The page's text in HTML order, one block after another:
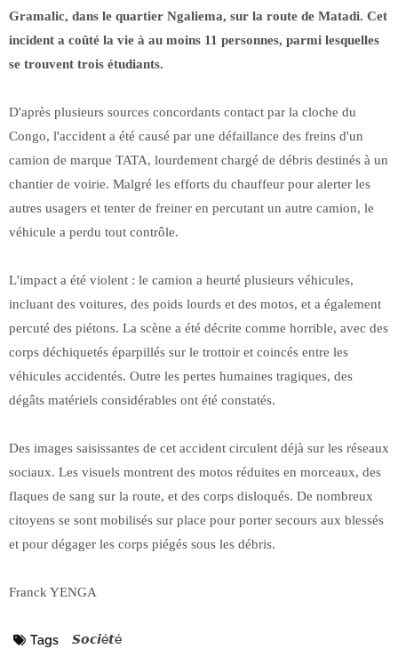
Gramalic, dans le quartier Ngaliema, sur la route de Matadi. Cet
incident a coûté la vie à au moins 11 personnes, parmi lesquelles
se trouvent trois étudiants.
D'après plusieurs sources concordants contact par la cloche du
Congo, l'accident a été causé par une défaillance des freins d'un
camion de marque TATA, lourdement chargé de débris destinés à un
chantier de voirie. Malgré les efforts du chauffeur pour alerter les
autres usagers et tenter de freiner en percutant un autre camion, le
véhicule a perdu tout contrôle.
L'impact a été violent : le camion a heurté plusieurs véhicules,
incluant des voitures, des poids lourds et des motos, et a également
percuté des piétons. La scène a été décrite comme horrible, avec des
corps déchiquetés éparpillés sur le trottoir et coincés entre les
véhicules accidentés. Outre les pertes humaines tragiques, des
dégâts matériels considérables ont été constatés.
Des images saisissantes de cet accident circulent déjà sur les réseaux
sociaux. Les visuels montrent des motos réduites en morceaux, des
flaques de sang sur la route, et des corps disloqués. De nombreux
citoyens se sont mobilisés sur place pour porter secours aux blessés
et pour dégager les corps piégés sous les débris.
Franck YENGA
Tags 𝙎𝙤𝙘𝙞é𝙩é